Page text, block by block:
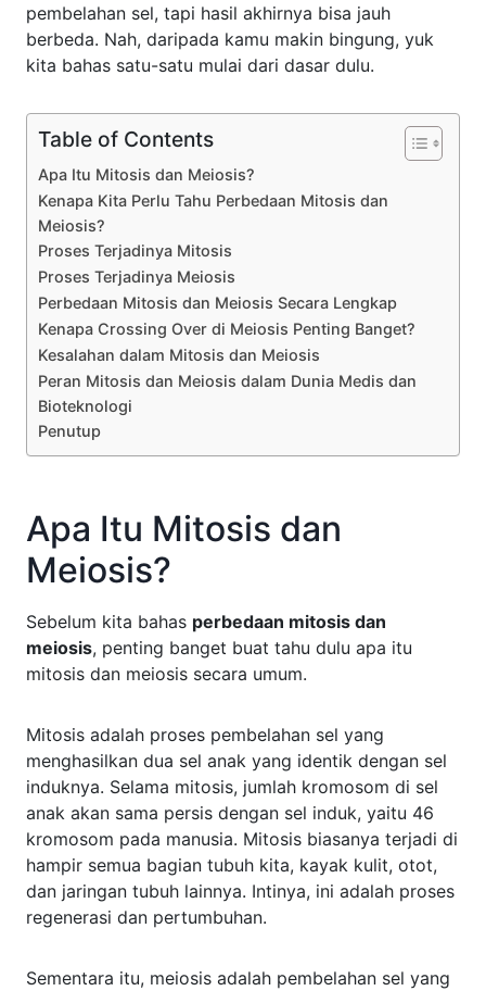
pembelahan sel, tapi hasil akhirnya bisa jauh
berbeda. Nah, daripada kamu makin bingung, yuk
kita bahas satu-satu mulai dari dasar dulu.
Table of Contents
Apa Itu Mitosis dan Meiosis?
Kenapa Kita Perlu Tahu Perbedaan Mitosis dan
Meiosis?
Proses Terjadinya Mitosis
Proses Terjadinya Meiosis
Perbedaan Mitosis dan Meiosis Secara Lengkap
Kenapa Crossing Over di Meiosis Penting Banget?
Kesalahan dalam Mitosis dan Meiosis
Peran Mitosis dan Meiosis dalam Dunia Medis dan
Bioteknologi
Penutup
Apa Itu Mitosis dan
Meiosis?
Sebelum kita bahas perbedaan mitosis dan
meiosis, penting banget buat tahu dulu apa itu
mitosis dan meiosis secara umum.
Mitosis adalah proses pembelahan sel yang
menghasilkan dua sel anak yang identik dengan sel
induknya. Selama mitosis, jumlah kromosom di sel
anak akan sama persis dengan sel induk, yaitu 46
kromosom pada manusia. Mitosis biasanya terjadi di
hampir semua bagian tubuh kita, kayak kulit, otot,
dan jaringan tubuh lainnya. Intinya, ini adalah proses
regenerasi dan pertumbuhan.
Sementara itu, meiosis adalah pembelahan sel yang